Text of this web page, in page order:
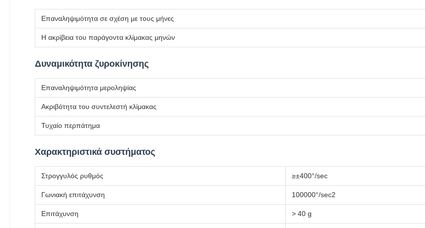
Επαναληψιμότητα σε σχέση με τους μήνες
Η ακρίβεια του παράγοντα κλίμακας μηνών
Δυναμικότητα ζυροκίνησης
Επαναληψιμότητα μεροληψίας
Ακριβότητα του συντελεστή κλίμακας
Τυχαίο περπάτημα
Χαρακτηριστικά συστήματος
Στρογγυλός ρυθμός ≥±400°/sec
Γωνιακή επιτάχυνση 100000°/sec2
Επιτάχυνση > 40 g